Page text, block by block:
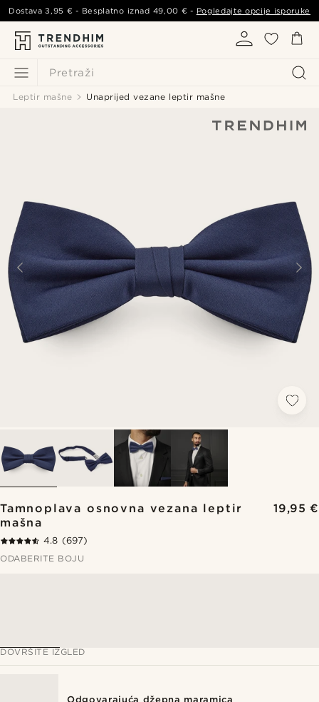
Pretraži
Dostava3,95 € - Besplatno iznad 49,00 € - Pogledajte opcije isporuke
Leptir mašne Unaprijed vezane leptir mašne
Tamnoplava osnovna vezana leptir
mašna
19,95 €
4.8 (697)
ODABERITE BOJU
DOVRŠITE IZGLED
Odgovarajuća džepna maramica